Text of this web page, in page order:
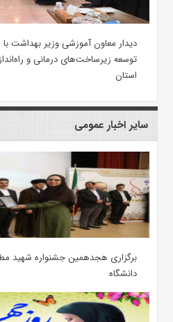
دیدار معاون آموزشی وزیر بهداشت با
توسعه زیرساخت‌های درمانی و
استان
سایر اخبار عمومی
برگزاری هجدهمین جشنواره شهید
دانشگاه